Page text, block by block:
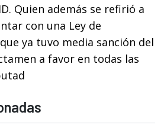
Quien además se refirió a
con una Ley de
ya tuvo media sanción del
a favor en todas las